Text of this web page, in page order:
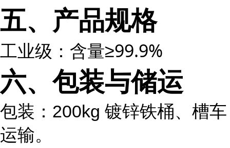
五、产品规格
工业级：含量≥99.9%
六、包装与储运
包装：200kg 镀锌铁桶、槽车
运输。